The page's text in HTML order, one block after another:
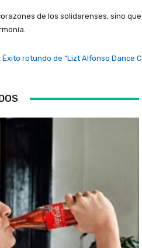
de los solidarenses, sino
Éxito rotundo de “Lizt Alfonso Dance